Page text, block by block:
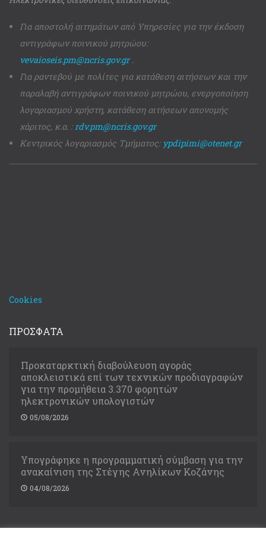
Για αποστολή αιτημάτων από Υπηρεσίες για την έκδοση
αντιγράφων ποινικού μητρώου:
vevaioseis.pm@ncris.gov.gr.
Για ραντεβού με πολίτες για κατάθεση αιτήσεων και την
παραλαβή αντιγράφων ποινικού μητρώου, ενεργοποίηση
λογαριασμού χρήστη, κατάθεση αιτήσεων απονομής
χάριτος, κ.α. :rdv.pm@ncris.gov.gr
Κεντρικός λογαριασμός Τμήματος: ypdipimi@otenet.gr
Cookies
ΠΡΟΣΦΑΤΑ
Προκαταρκτική διαβούλευση αγοράς
αποκλειστικά επί των τεχνικών προδιαγραφών
για την προμήθεια 3.370 φορητών
ηλεκτρονικών υπολογιστών
05/08/2026
Υπογράφηκε η προγραμματική σύμβαση για την
ανακαίνιση της Στέγης Ανηλίκων Κοζάνης
04/08/2026